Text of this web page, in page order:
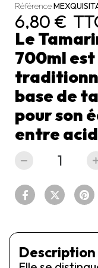
Référence
6,80 €
Le
700ml est
base de
pour son
entre
Description